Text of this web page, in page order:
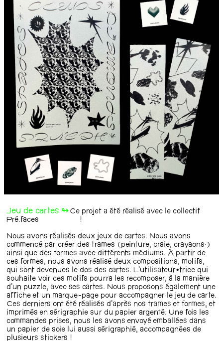
Jeu de cartes ↬ Ce projet a été réalisé avec le collectif
Pré.faces
!
Nous avons réalisés deux jeux de cartes. Nous avons
commencé par créer des trames (peinture, craie, crayaons..)
ainsi que des formes avec différents médiums. À partir de
ces formes, nous avons réalisé deux compositions, motifs,
qui sont devenues le dos des cartes. L'utilisateur•trice qui
souhaite voir ces motifs pourra les recomposer, à la manière
d'un puzzle, avec ses cartes. Nous proposons également une
affiche et un marque-page pour accompagner le jeu de carte.
Ces derniers ont été réalisés d'après nos trames et formes, et
imprimés en sérigraphie sur du papier argenté. Une fois les
commandes prises, nous les avons envoyé emballées dans
un papier de soie lui aussi sérigraphié, accompagnées de
plusieurs stickers !